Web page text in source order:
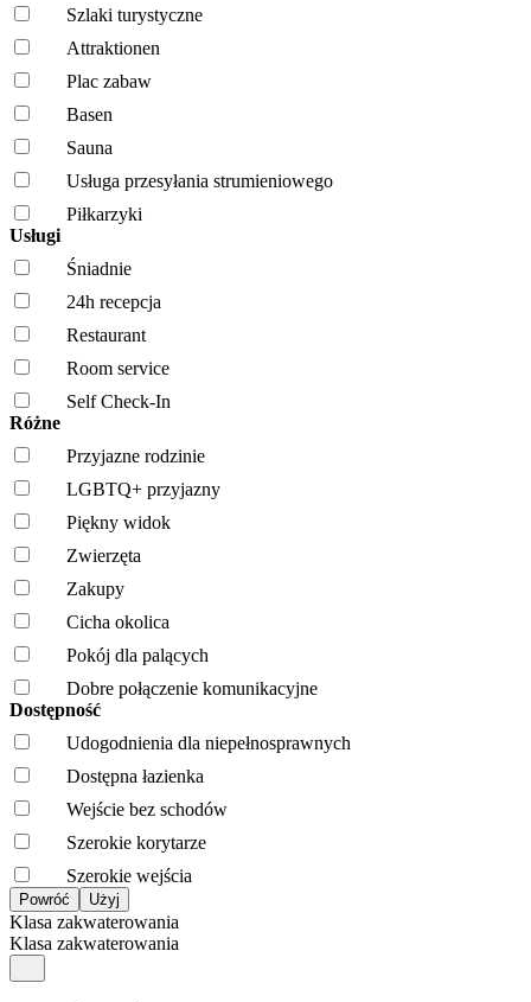
Szlaki turystyczne
Attraktionen
Plac zabaw
Basen
Sauna
Usługa przesyłania strumieniowego
Piłkarzyki
Usługi
Śniadnie
24h recepcja
Restaurant
Room service
Self Check-In
Różne
Przyjazne rodzinie
LGBTQ+ przyjazny
Piękny widok
Zwierzęta
Zakupy
Cicha okolica
Pokój dla palących
Dobre połączenie komunikacyjne
Dostępność
Udogodnienia dla niepełnosprawnych
Dostępna łazienka
Wejście bez schodów
Szerokie korytarze
Szerokie wejścia
Klasa zakwaterowania
Klasa zakwaterowania